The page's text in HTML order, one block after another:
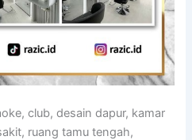
club, desain dapur, kamar
ruang tamu tengah,